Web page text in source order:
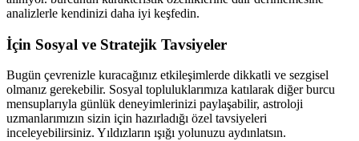
analizlerle kendinizi daha iyi keşfedin.
İçin Sosyal ve Stratejik Tavsiyeler
Bugün çevrenizle kuracağınız etkileşimlerde dikkatli ve sezgisel
olmanız gerekebilir. Sosyal topluluklarımıza katılarak diğer burcu
mensuplarıyla günlük deneyimlerinizi paylaşabilir, astroloji
uzmanlarımızın sizin için hazırladığı özel tavsiyeleri
inceleyebilirsiniz. Yıldızların ışığı yolunuzu aydınlatsın.